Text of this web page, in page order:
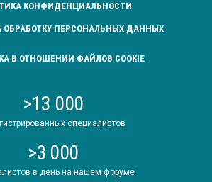
КОНФИДЕНЦИАЛЬНОСТИ
ОБРАБОТКУ ПЕРСОНАЛЬНЫХ ДАННЫХ
В ОТНОШЕНИИ ФАЙЛОВ COOKIE
>13 000
специалистов
>3 000
в день на нашем форуме